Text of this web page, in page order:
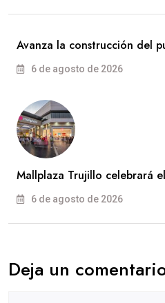
Avanza la construcción del
6 de agosto de 2026
Mallplaza Trujillo celebrará
6 de agosto de 2026
Deja un